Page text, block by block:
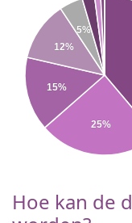
25%
15%
12%
5%
Hoe kan de